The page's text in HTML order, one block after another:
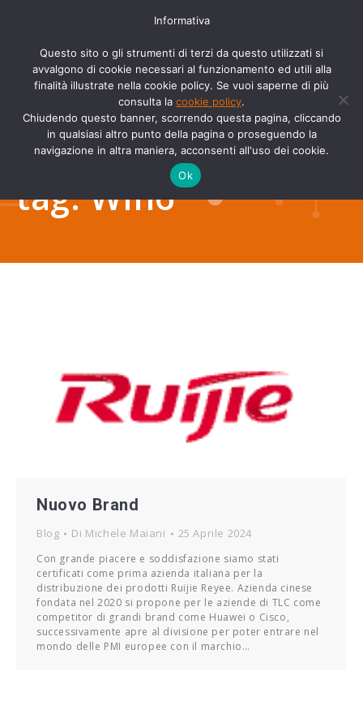
Archivio dei
tag:Wifi6
Nuovo Brand
Blog Di Michele Maiani 25 Aprile 2024
Con grande piacere e soddisfazione siamo stati
certificati come prima azienda italiana per la
distribuzione dei prodotti Ruijie Reyee. Azienda cinese
fondata nel 2020 si propone per le aziende di TLC come
competitor di grandi brand come Huawei o Cisco,
successivamente apre al divisione per poter entrare nel
mondo delle PMI europee con il marchio…
Informativa
Questo sito o gli strumenti di terzi da questo utilizzati si
avvalgono di cookie necessari al funzionamento ed utili alla
finalità illustrate nella cookie policy. Se vuoi saperne di più
consulta la cookie policy.
Chiudendo questo banner, scorrendo questa pagina, cliccando
in qualsiasi altro punto della pagina o proseguendo la
navigazione in altra maniera, acconsenti all'uso dei cookie.
Ok